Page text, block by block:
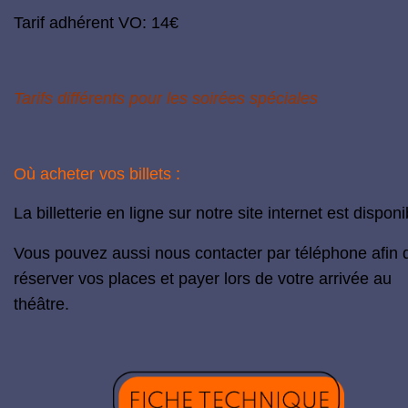
Tarif adhérent VO: 14€
Tarifs différents pour les soirées spéciales
Où acheter vos billets :
La billetterie en ligne sur notre site internet est
Vous pouvez aussi nous contacter par téléphone afin
réserver vos places et payer lors de votre arrivée au
théâtre.